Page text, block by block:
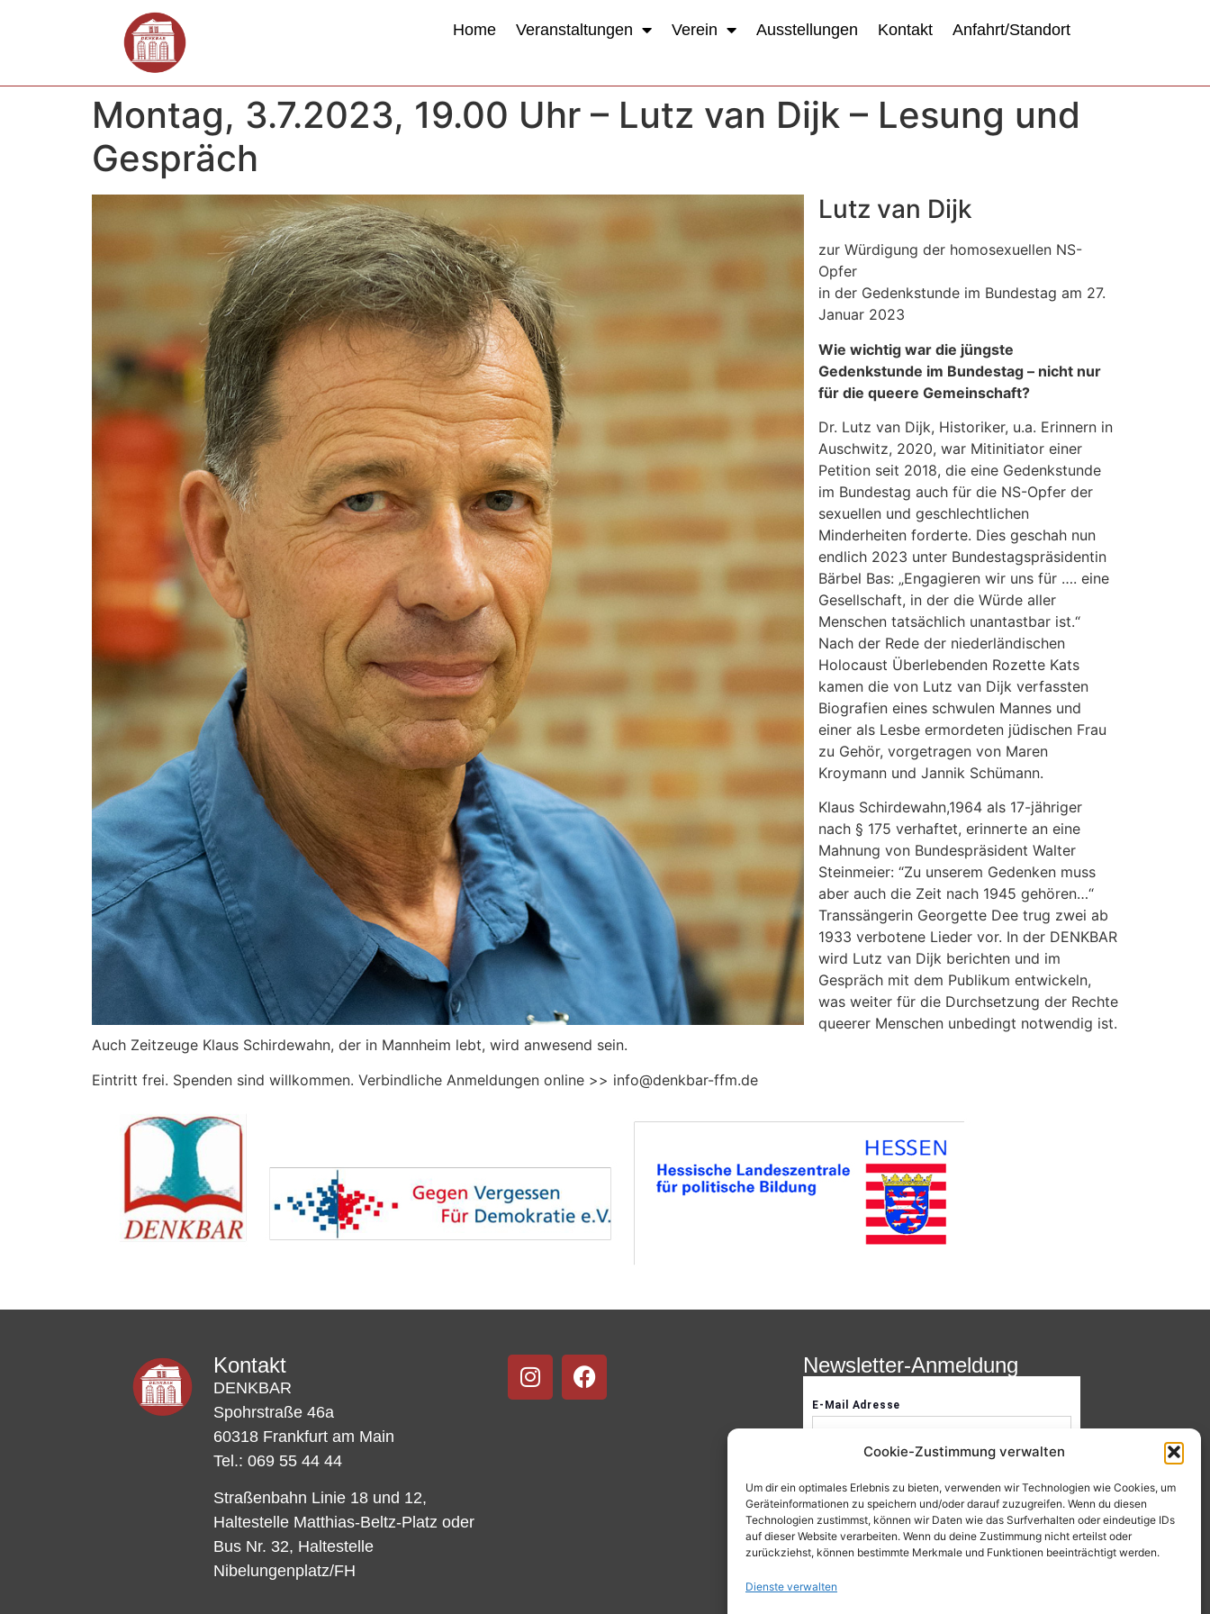
Cookie-Zustimmung verwalten
Um dir ein optimales Erlebnis zu bieten, verwenden wir Technologien wie Cookies, um
Geräteinformationen zu speichern und/oder darauf zuzugreifen. Wenn du diesen
Technologien zustimmst, können wir Daten wie das Surfverhalten oder eindeutige IDs
auf dieser Website verarbeiten. Wenn du deine Zustimmung nicht erteilst oder
zurückziehst, können bestimmte Merkmale und Funktionen beeinträchtigt werden.
Dienste verwalten
Home Veranstaltungen Verein Ausstellungen Kontakt Anfahrt/Standort
Montag, 3.7.2023, 19.00 Uhr – Lutz van Dijk – Lesung und
Gespräch
Lutz van Dijk
zur Würdigung der homosexuellen NS-
Opfer
in der Gedenkstunde im Bundestag am 27.
Januar 2023
Wie wichtig war die jüngste
Gedenkstunde im Bundestag – nicht nur
für die queere Gemeinschaft?
Dr. Lutz van Dijk, Historiker, u.a. Erinnern in
Auschwitz, 2020, war Mitinitiator einer
Petition seit 2018, die eine Gedenkstunde
im Bundestag auch für die NS-Opfer der
sexuellen und geschlechtlichen
Minderheiten forderte. Dies geschah nun
endlich 2023 unter Bundestagspräsidentin
Bärbel Bas: „Engagieren wir uns für …. eine
Gesellschaft, in der die Würde aller
Menschen tatsächlich unantastbar ist.“
Nach der Rede der niederländischen
Holocaust Überlebenden Rozette Kats
kamen die von Lutz van Dijk verfassten
Biografien eines schwulen Mannes und
einer als Lesbe ermordeten jüdischen Frau
zu Gehör, vorgetragen von Maren
Kroymann und Jannik Schümann.
Klaus Schirdewahn,1964 als 17-jähriger
nach § 175 verhaftet, erinnerte an eine
Mahnung von Bundespräsident Walter
Steinmeier: “Zu unserem Gedenken muss
aber auch die Zeit nach 1945 gehören…“
Transsängerin Georgette Dee trug zwei ab
1933 verbotene Lieder vor. In der DENKBAR
wird Lutz van Dijk berichten und im
Gespräch mit dem Publikum entwickeln,
was weiter für die Durchsetzung der Rechte
queerer Menschen unbedingt notwendig ist.
Auch Zeitzeuge Klaus Schirdewahn, der in Mannheim lebt, wird anwesend sein.
Eintritt frei. Spenden sind willkommen. Verbindliche Anmeldungen online >> info@denkbar-ffm.de
Kontakt
DENKBAR
Spohrstraße 46a
60318 Frankfurt am Main
Tel.: 069 55 44 44
Straßenbahn Linie 18 und 12,
Haltestelle Matthias-Beltz-Platz oder
Bus Nr. 32, Haltestelle
Nibelungenplatz/FH
Newsletter-Anmeldung